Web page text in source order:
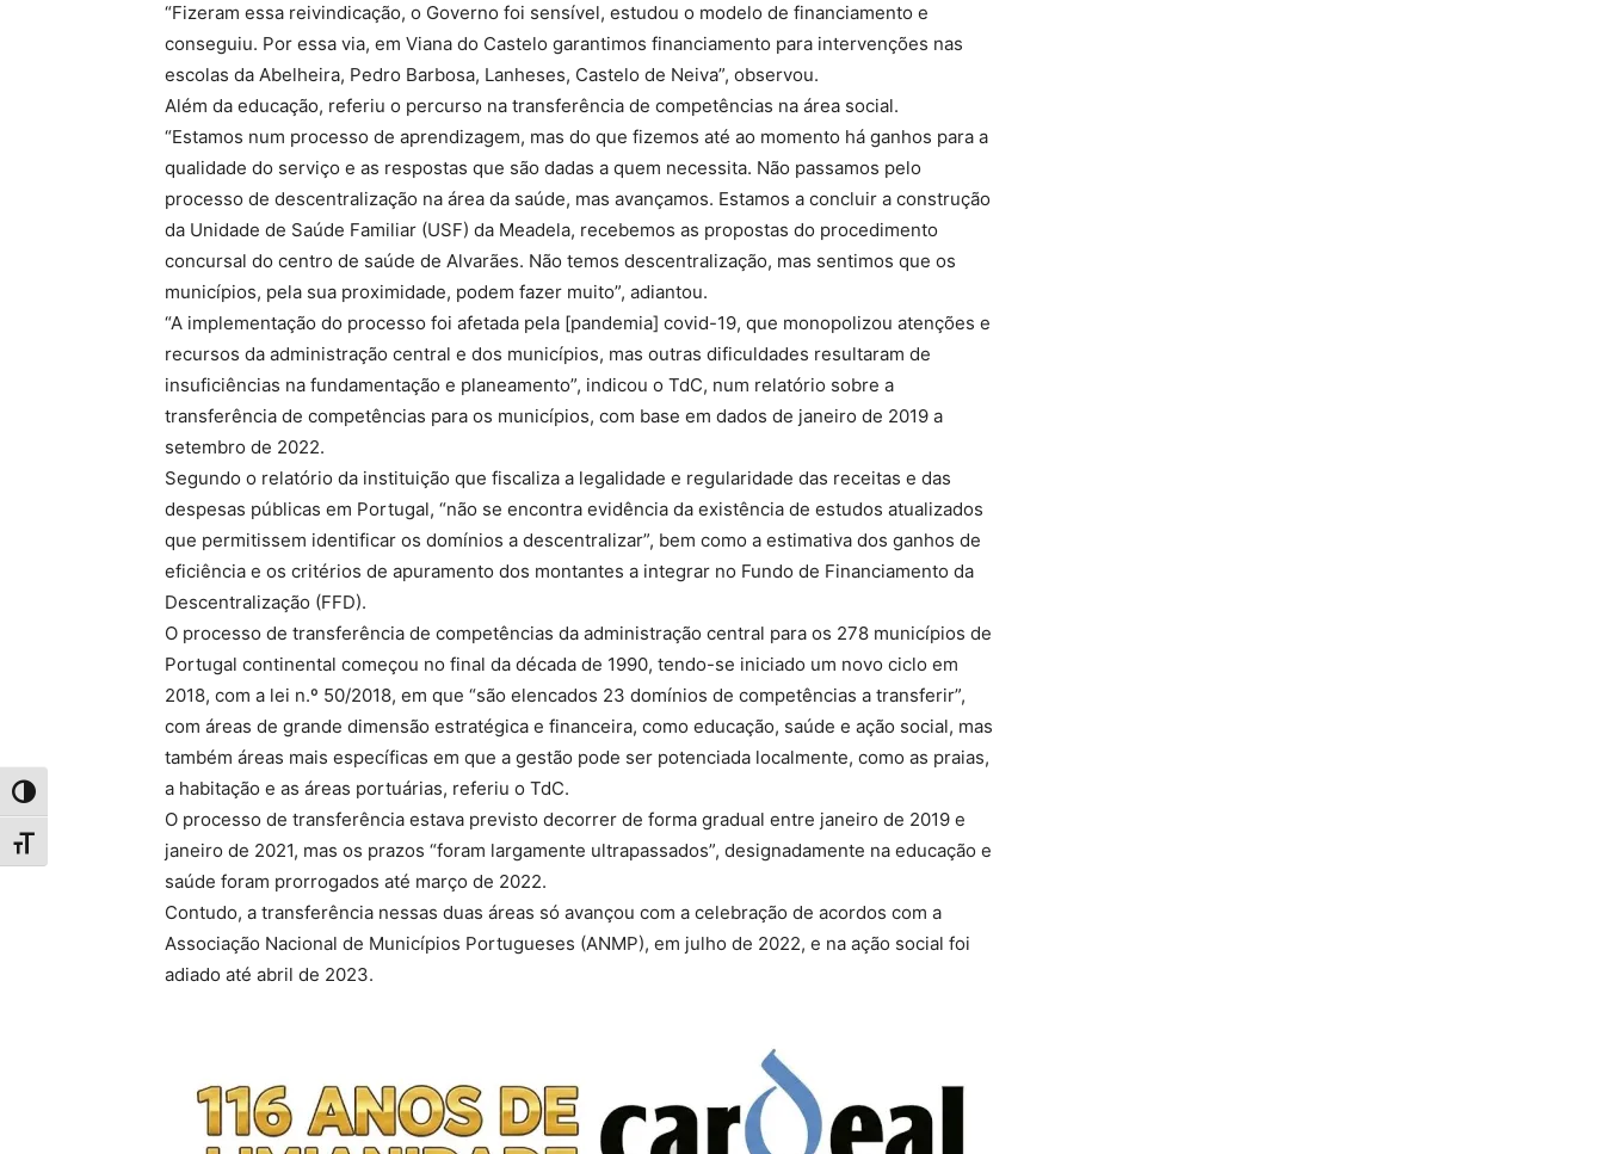
Toggle High Contrast
Toggle Font size
“Fizeram essa reivindicação, o Governo foi sensível, estudou o modelo de financiamento e
conseguiu. Por essa via, em Viana do Castelo garantimos financiamento para intervenções nas
escolas da Abelheira, Pedro Barbosa, Lanheses, Castelo de Neiva”, observou.
Além da educação, referiu o percurso na transferência de competências na área social.
“Estamos num processo de aprendizagem, mas do que fizemos até ao momento há ganhos para a
qualidade do serviço e as respostas que são dadas a quem necessita. Não passamos pelo
processo de descentralização na área da saúde, mas avançamos. Estamos a concluir a construção
da Unidade de Saúde Familiar (USF) da Meadela, recebemos as propostas do procedimento
concursal do centro de saúde de Alvarães. Não temos descentralização, mas sentimos que os
municípios, pela sua proximidade, podem fazer muito”, adiantou.
“A implementação do processo foi afetada pela [pandemia] covid-19, que monopolizou atenções e
recursos da administração central e dos municípios, mas outras dificuldades resultaram de
insuficiências na fundamentação e planeamento”, indicou o TdC, num relatório sobre a
transferência de competências para os municípios, com base em dados de janeiro de 2019 a
setembro de 2022.
Segundo o relatório da instituição que fiscaliza a legalidade e regularidade das receitas e das
despesas públicas em Portugal, “não se encontra evidência da existência de estudos atualizados
que permitissem identificar os domínios a descentralizar”, bem como a estimativa dos ganhos de
eficiência e os critérios de apuramento dos montantes a integrar no Fundo de Financiamento da
Descentralização (FFD).
O processo de transferência de competências da administração central para os 278 municípios de
Portugal continental começou no final da década de 1990, tendo-se iniciado um novo ciclo em
2018, com a lei n.º 50/2018, em que “são elencados 23 domínios de competências a transferir”,
com áreas de grande dimensão estratégica e financeira, como educação, saúde e ação social, mas
também áreas mais específicas em que a gestão pode ser potenciada localmente, como as praias,
a habitação e as áreas portuárias, referiu o TdC.
O processo de transferência estava previsto decorrer de forma gradual entre janeiro de 2019 e
janeiro de 2021, mas os prazos “foram largamente ultrapassados”, designadamente na educação e
saúde foram prorrogados até março de 2022.
Contudo, a transferência nessas duas áreas só avançou com a celebração de acordos com a
Associação Nacional de Municípios Portugueses (ANMP), em julho de 2022, e na ação social foi
adiado até abril de 2023.